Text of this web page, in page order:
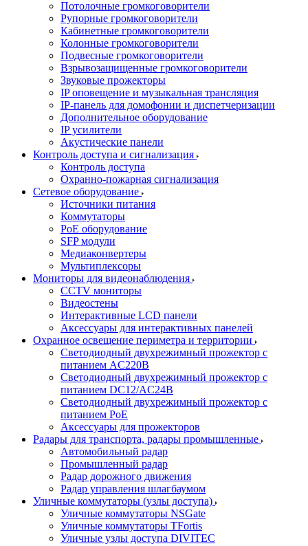
Потолочные громкоговорители
Рупорные громкоговорители
Кабинетные громкоговорители
Колонные громкоговорители
Подвесные громкоговорители
Взрывозащищенные громкоговорители
Звуковые прожекторы
IP оповещение и музыкальная трансляция
IP-панель для домофонии и диспетчеризации
Дополнительное оборудование
IP усилители
Акустические панели
Контроль доступа и сигнализация
Контроль доступа
Охранно-пожарная сигнализация
Сетевое оборудование
Источники питания
Коммутаторы
PoE оборудование
SFP модули
Медиаконвертеры
Мультиплексоры
Мониторы для видеонаблюдения
CCTV мониторы
Видеостены
Интерактивные LCD панели
Аксессуары для интерактивных панелей
Охранное освещение периметра и территории
Светодиодный двухрежимный прожектор с
питанием AC220В
Светодиодный двухрежимный прожектор с
питанием DC12/AC24В
Светодиодный двухрежимный прожектор с
питанием PoE
Аксессуары для прожекторов
Радары для транспорта, радары промышленные
Автомобильный радар
Промышленный радар
Радар дорожного движения
Радар управления шлагбаумом
Уличные коммутаторы (узлы доступа)
Уличные коммутаторы NSGate
Уличные коммутаторы TFortis
Уличные узлы доступа DIVITEC